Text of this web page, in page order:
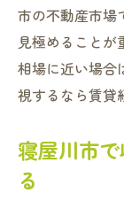
市の不動産市場
見極めることが
相場に近い場合
視するなら賃貸
寝屋川市
る